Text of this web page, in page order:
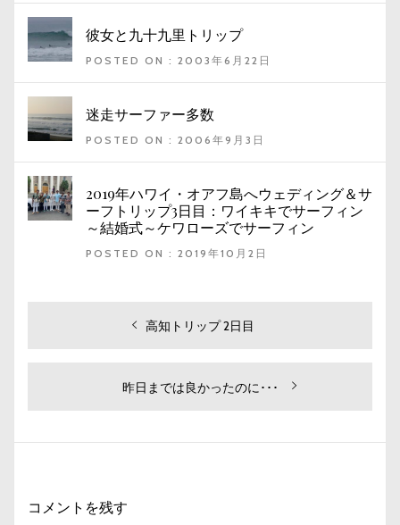
彼女と九十九里トリップ
POSTED ON : 2003年6月22日
迷走サーファー多数
POSTED ON : 2006年9月3日
2019年ハワイ・オアフ島へウェディング＆サ
ーフトリップ3日目：ワイキキでサーフィン
～結婚式～ケワローズでサーフィン
POSTED ON : 2019年10月2日
ョ
過
投
高知トリップ 2日目
次
稿:
昨日までは良かったのに･･･
コメントを残す